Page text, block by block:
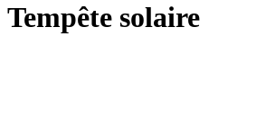
Tempête solaire